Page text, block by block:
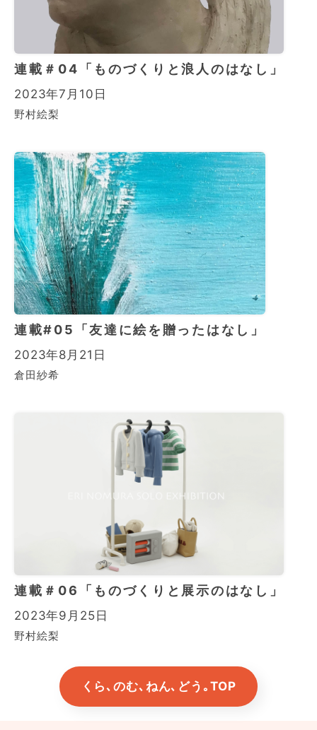
連載＃04「ものづくりと浪人のはなし」
2023年7月10日
野村絵梨
連載#05「友達に絵を贈ったはなし」
2023年8月21日
倉田紗希
連載＃06「ものづくりと展示のはなし」
2023年9月25日
野村絵梨
くら､のむ､ねん､どう｡TOP